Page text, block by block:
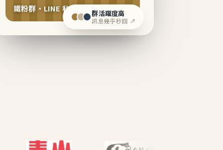
鐵粉群・LINE 私域運營中群活躍度高
訊息幾乎秒回 ↗